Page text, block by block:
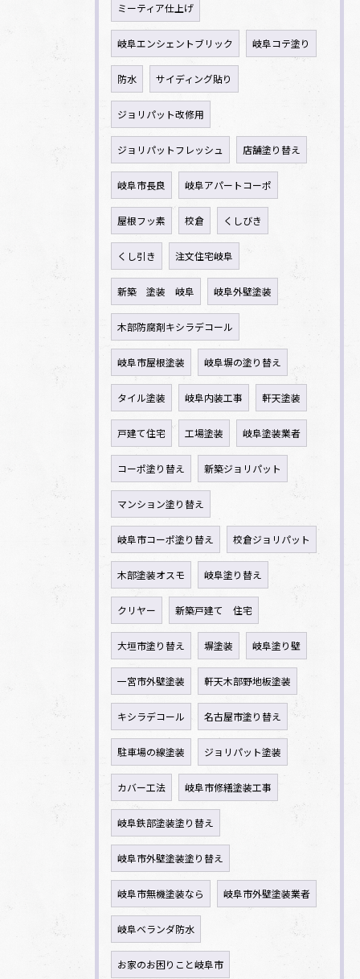
ミーティア仕上げ
岐阜エンシェントブリック 岐阜コテ塗り
防水 サイディング貼り
ジョリパット改修用
ジョリパットフレッシュ 店舗塗り替え
岐阜市長良 岐阜アパートコーポ
屋根フッ素 校倉 くしびき
くし引き 注文住宅岐阜
新築 塗装 岐阜 岐阜外壁塗装
木部防腐剤キシラデコール
岐阜市屋根塗装 岐阜塀の塗り替え
タイル塗装 岐阜内装工事 軒天塗装
戸建て住宅 工場塗装 岐阜塗装業者
コーポ塗り替え 新築ジョリパット
マンション塗り替え
岐阜市コーポ塗り替え 校倉ジョリパット
木部塗装オスモ 岐阜塗り替え
クリヤー 新築戸建て 住宅
大垣市塗り替え 塀塗装 岐阜塗り壁
一宮市外壁塗装 軒天木部野地板塗装
キシラデコール 名古屋市塗り替え
駐車場の線塗装 ジョリパット塗装
カバー工法 岐阜市修繕塗装工事
岐阜鉄部塗装塗り替え
岐阜市外壁塗装塗り替え
岐阜市無機塗装なら 岐阜市外壁塗装業者
岐阜ベランダ防水
お家のお困りこと岐阜市